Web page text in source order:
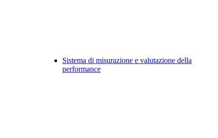
Sistema di misurazione e valutazione della
performance